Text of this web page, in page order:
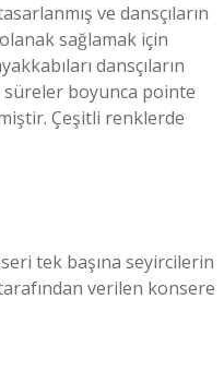
ve dansçıların
sağlamak için
dansçıların
süreler boyunca pointe
Çeşitli renklerde
tek başına seyircilerin
verilen konsere